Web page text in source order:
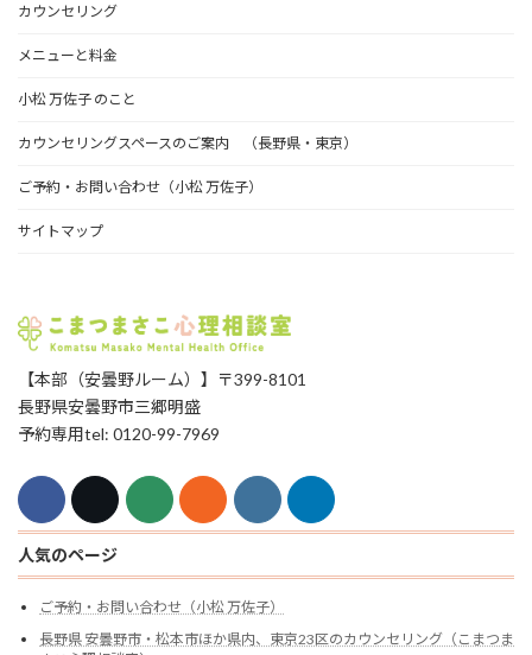
ブ
カウンセリング
メニューと料金
小松 万佐子 のこと
カウンセリングスペースのご案内 （長野県・東京）
ご予約・お問い合わせ（小松 万佐子）
サイトマップ
【本部（安曇野ルーム）】〒399-8101
長野県安曇野市三郷明盛
予約専用tel: 0120-99-7969
人気のページ
ご予約・お問い合わせ（小松 万佐子）
長野県 安曇野市・松本市ほか県内、東京23区のカウンセリング（こまつま